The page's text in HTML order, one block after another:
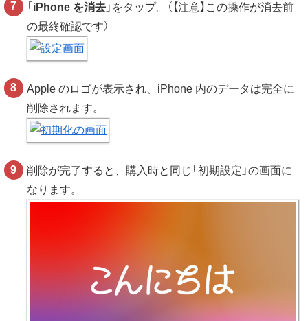
「 iPhone を消去 」をタップ。（【注意】この操作が消去前
の最終確認です）
Apple のロゴが表示され、iPhone 内のデータは完全に
削除されます。
削除が完了すると、購入時と同じ「初期設定」の画面に
なります。